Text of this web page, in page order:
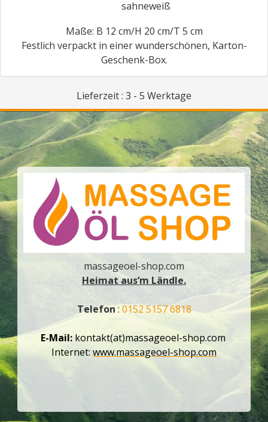
sahneweiß
Maße: B 12 cm/H 20 cm/T 5 cm
Festlich verpackt in einer wunderschönen, Karton-
Geschenk-Box.
Lieferzeit : 3 - 5 Werktage
massageoel-shop.com
Heimat aus’m Ländle.
Telefon: 0152 5157 6818
E-Mail: kontakt(at)massageoel-shop.com
Internet: www.massageoel-shop.com